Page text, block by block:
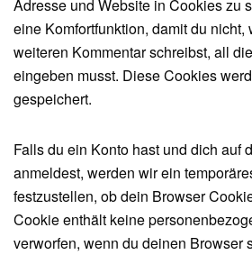
Adresse und Website in Cookies zu
eine Komfortfunktion, damit du nicht,
weiteren Kommentar schreibst, all
eingeben musst. Diese Cookies
gespeichert.
Falls du ein Konto hast und dich auf
anmeldest, werden wir ein
festzustellen, ob dein Browser
Cookie enthält keine
verworfen, wenn du deinen Browser